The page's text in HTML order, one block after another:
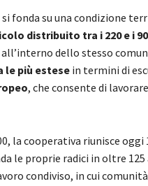
si fonda su una condizione
distribuito tra i 220 e i
dello stesso
le più estesein termini di
, che consente di
la cooperativa riunisce
le proprie radici in oltre
condiviso, in cui